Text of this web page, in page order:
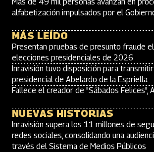
Más de 49 mil personas avanzan en
alfabetización impulsados por el
MÁS LEÍDO
Presentan pruebas de presunto fraude
elecciones presidenciales de 2026
Inravisión tuvo disposición para
presidencial de Abelardo de la Espriella
Fallece el creador de "Sábados Felices",
NUEVAS HISTORIAS
Inravisión supera los 11 millones de
redes sociales, consolidando una
través del Sistema de Medios Públicos